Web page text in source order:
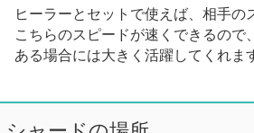
ヒーラーとセットで使えば、相手の
こちらのスピードが速くできるので
ある場合には大きく活躍してくれま